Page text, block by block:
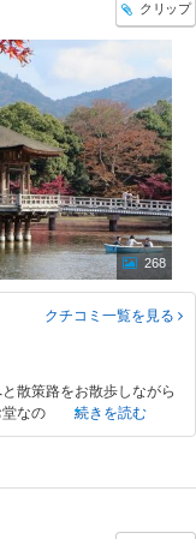
クリップ
268
クチコミ一覧を見る
散策路をお散歩しながら
なの
続きを読む